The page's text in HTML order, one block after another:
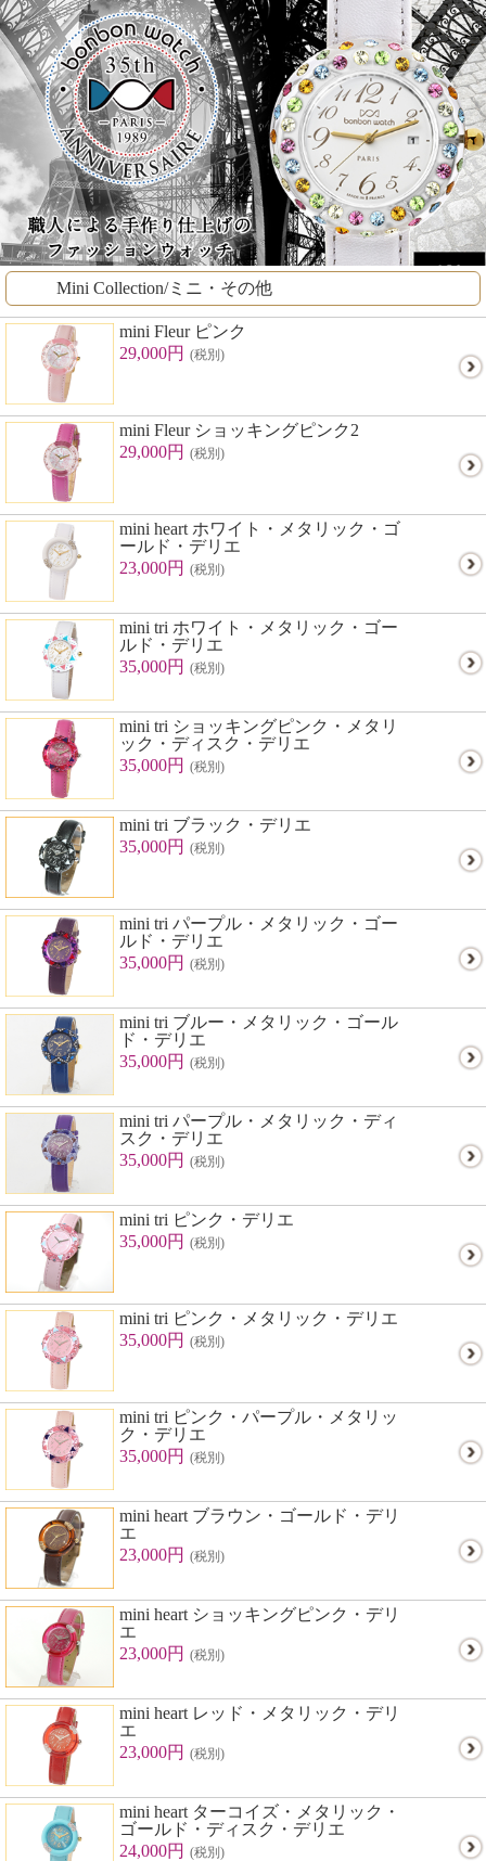
Mini Collection/ミニ・その他
mini Fleur ピンク
29,000円 (税別)
mini Fleur ショッキングピンク2
29,000円 (税別)
mini heart ホワイト・メタリック・ゴ
ールド・デリエ
23,000円 (税別)
mini tri ホワイト・メタリック・ゴー
ルド・デリエ
35,000円 (税別)
mini tri ショッキングピンク・メタリ
ック・ディスク・デリエ
35,000円 (税別)
mini tri ブラック・デリエ
35,000円 (税別)
mini tri パープル・メタリック・ゴー
ルド・デリエ
35,000円 (税別)
mini tri ブルー・メタリック・ゴール
ド・デリエ
35,000円 (税別)
mini tri パープル・メタリック・ディ
スク・デリエ
35,000円 (税別)
mini tri ピンク・デリエ
35,000円 (税別)
mini tri ピンク・メタリック・デリエ
35,000円 (税別)
mini tri ピンク・パープル・メタリッ
ク・デリエ
35,000円 (税別)
mini heart ブラウン・ゴールド・デリ
エ
23,000円 (税別)
mini heart ショッキングピンク・デリ
エ
23,000円 (税別)
mini heart レッド・メタリック・デリ
エ
23,000円 (税別)
mini heart ターコイズ・メタリック・
ゴールド・ディスク・デリエ
24,000円 (税別)